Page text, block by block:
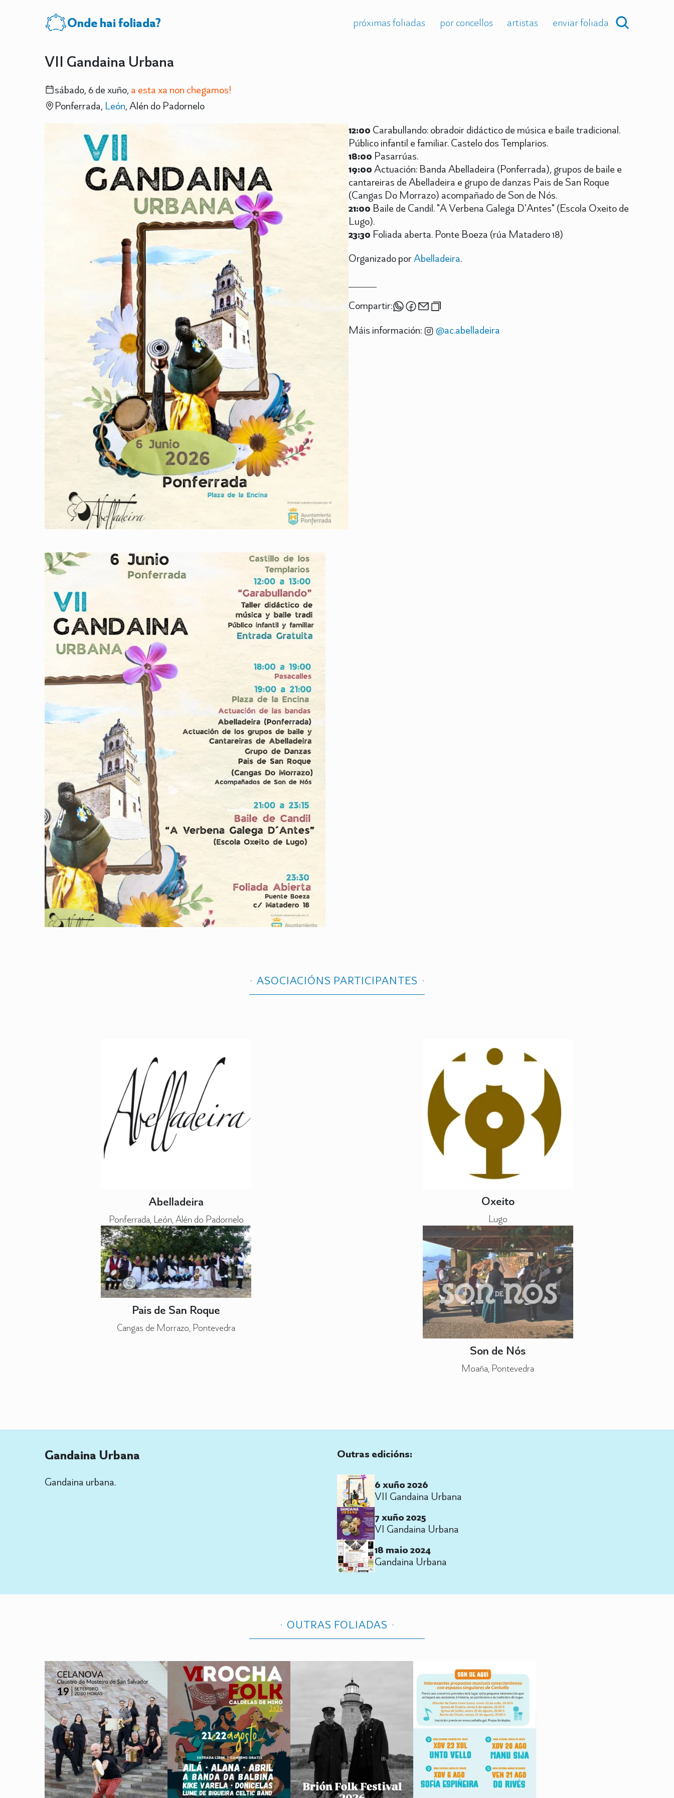
Onde hai foliada? próximas foliadas por concellos artistas enviar foliada
VII Gandaina Urbana
sábado, 6 de xuño, a esta xa non chegamos!
Ponferrada, León, Alén do Padornelo
12:00 Carabullando: obradoir didáctico de música e baile tradicional.
Público infantil e familiar. Castelo dos Templarios.
18:00 Pasarrúas.
19:00Actuación: Banda Abelladeira (Ponferrada), grupos de baile e
cantareiras de Abelladeira e grupo de danzas Pais de San Roque
(Cangas Do Morrazo) acompañado de Son de Nós.
21:00 Baile de Candil. "A Verbena Galega D'Antes" (Escola Oxeito de
Lugo).
23:30 Foliada aberta. Ponte Boeza (rúa Matadero 18)
Organizado porAbelladeira.
Compartir:
Máis información:
@ac.abelladeira
ASOCIACIÓNS PARTICIPANTES
Abelladeira
Ponferrada, León, Alén do Padornelo
Oxeito
Lugo
Pais de San Roque
Cangas de Morrazo, Pontevedra
Son de Nós
Moaña, Pontevedra
Gandaina Urbana
Gandaina urbana.
Outras edicións:
6 xuño 2026
VII Gandaina Urbana
7 xuño 2025
VI Gandaina Urbana
18 maio 2024
Gandaina Urbana
OUTRAS FOLIADAS